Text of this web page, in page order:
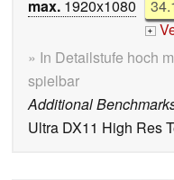
max. 1920x1080
+
» In Detailstufe hoch
spielbar
Additional
Ultra DX11 High Res